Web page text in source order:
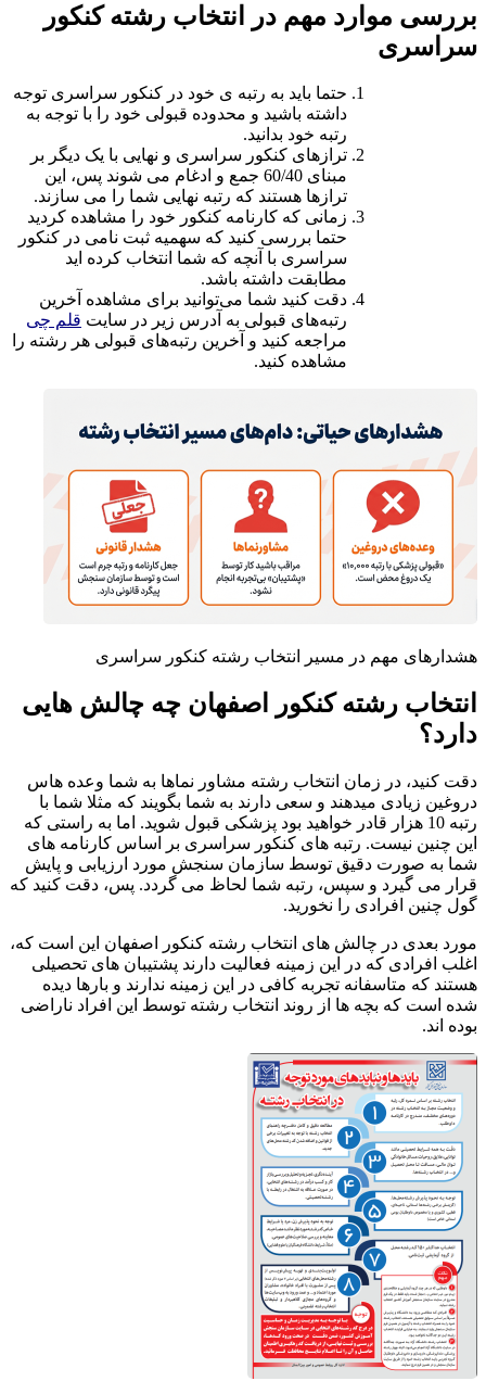
بررسی موارد مهم در انتخاب رشته کنکور
سراسری
حتما باید به رتبه ی خود در کنکور سراسری توجه
داشته باشید و محدوده قبولی خود را با توجه به
رتبه خود بدانید.
ترازهای کنکور سراسری و نهایی با یک دیگر بر
مبنای 60/40 جمع و ادغام می شوند پس، این
ترازها هستند که رتبه نهایی شما را می سازند.
زمانی که کارنامه کنکور خود را مشاهده کردید
حتما بررسی کنید که سهمیه ثبت نامی در کنکور
سراسری با آنچه که شما انتخاب کرده اید
مطابقت داشته باشد.
دقت کنید شما می‌توانید برای مشاهده آخرین
رتبه‌های قبولی به آدرس زیر در سایت قلم چی
مراجعه کنید و آخرین رتبه‌های قبولی هر رشته را
مشاهده کنید.
هشدارهای مهم در مسیر انتخاب رشته کنکور سراسری
انتخاب رشته کنکور اصفهان چه چالش هایی
دارد؟
دقت کنید، در زمان انتخاب رشته مشاور نماها به شما وعده هاس
دروغین زیادی میدهند و سعی دارند به شما بگویند که مثلا شما با
رتبه 10 هزار قادر خواهید بود پزشکی قبول شوید. اما به راستی که
این چنین نیست. رتبه های کنکور سراسری بر اساس کارنامه های
شما به صورت دقیق توسط سازمان سنجش مورد ارزیابی و پایش
قرار می گیرد و سپس، رتبه شما لحاظ می گردد. پس، دقت کنید که
گول چنین افرادی را نخورید.
مورد بعدی در چالش های انتخاب رشته کنکور اصفهان این است که،
اغلب افرادی که در این زمینه فعالیت دارند پشتیبان های تحصیلی
هستند که متاسفانه تجربه کافی در این زمینه ندارند و بارها دیده
شده است که بچه ها از روند انتخاب رشته توسط این افراد ناراضی
بوده اند.